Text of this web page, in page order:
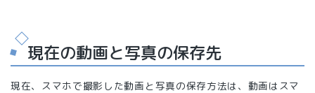
現在の動画と写真の保存先
現在、スマホで撮影した動画と写真の保存方法は、動画はスマ